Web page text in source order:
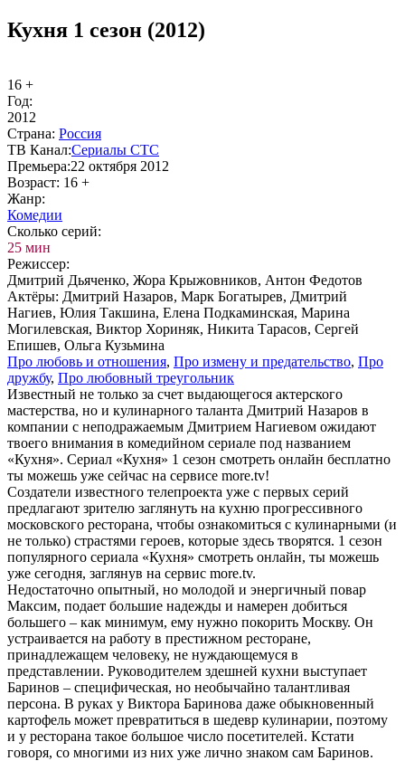
Кухня 1 сезон (2012)
16 +
Год:
2012
Стра­на: Рос­сия
ТВ Ка­нал:Се­риа­лы СТС
Пре­мье­ра:22 октября 2012
Воз­раст: 16 +
Жанр:
Ко­ме­дии
Сколь­ко се­рий:
25 мин
Ре­жис­сер:
Дмитрий Дьяченко, Жора Крыжовников, Антон Федотов
Ак­тё­ры: Дмитрий Назаров, Марк Богатырев, Дмитрий
Нагиев, Юлия Такшина, Елена Подкаминская, Марина
Могилевская, Виктор Хориняк, Никита Тарасов, Сергей
Епишев, Ольга Кузьмина
Про лю­бовь и от­но­ше­ния, Про из­ме­ну и пре­да­тель­ст­во, Про
друж­бу, Про лю­бов­ный тре­уголь­ник
Известный не только за счет выдающегося актерского
мастерства, но и кулинарного таланта Дмитрий Назаров в
компании с неподражаемым Дмитрием Нагиевом ожидают
твоего внимания в комедийном сериале под названием
«Кухня». Сериал «Кухня» 1 сезон смотреть онлайн бесплатно
ты можешь уже сейчас на сервисе more.tv!
Создатели известного телепроекта уже с первых серий
предлагают зрителю заглянуть на кухню прогрессивного
московского ресторана, чтобы ознакомиться с кулинарными (и
не только) страстями героев, которые здесь творятся. 1 сезон
популярного сериала «Кухня» смотреть онлайн, ты можешь
уже сегодня, заглянув на сервис more.tv.
Недостаточно опытный, но молодой и энергичный повар
Максим, подает большие надежды и намерен добиться
большего – как минимум, ему нужно покорить Москву. Он
устраивается на работу в престижном ресторане,
принадлежащем человеку, не нуждающемуся в
представлении. Руководителем здешней кухни выступает
Баринов – специфическая, но необычайно талантливая
персона. В руках у Виктора Баринова даже обыкновенный
картофель может превратиться в шедевр кулинарии, поэтому
и у ресторана такое большое число посетителей. Кстати
говоря, со многими из них уже лично знаком сам Баринов.